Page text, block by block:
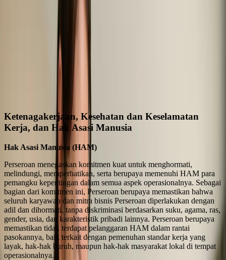
Ketenagakerjaan, Kesehatan dan Keselamatan
Kerja, dan Hak Asasi Manusia
Hak Asasi Manusia (HAM)
Perseroan menegaskan komitmen kuat untuk menghormati,
melindungi, memperhatikan, serta berupaya memenuhi HAM para
pemangku kepentingan dalam semua aspek operasionalnya. Sebagai
bagian dari komitmen ini, Perseroan berupaya memastikan bahwa
seluruh karyawan dan mitra bisnis Perseroan diperlakukan dengan
adil dan dihormati, tanpa diskriminasi berdasarkan suku, agama, ras,
gender, usia, dan karakteristik pribadi lainnya. Perseroan berupaya
memastikan tidak terdapat pelanggaran HAM dalam rantai
pasokannya, baik terkait dengan pemenuhan standar kerja yang
layak, hak-hak buruh, maupun hak-hak masyarakat lokal di tempat
operasionalnya.